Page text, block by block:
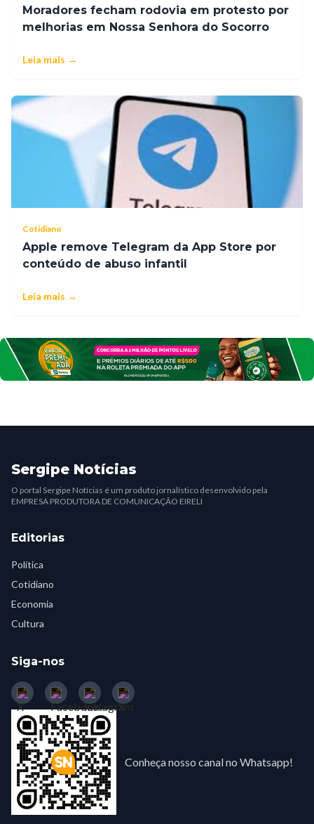
Moradores fecham rodovia em protesto por
melhorias em Nossa Senhora do Socorro
Leia mais →
Cotidiano
Apple remove Telegram da App Store por
conteúdo de abuso infantil
Leia mais →
Sergipe Notícias
O portal Sergipe Notícias é um produto jornalístico desenvolvido pela
EMPRESA PRODUTORA DE COMUNICAÇÃO EIRELI
Editorias
Política
Cotidiano
Economia
Cultura
Siga-nos
Conheça nosso canal no Whatsapp!